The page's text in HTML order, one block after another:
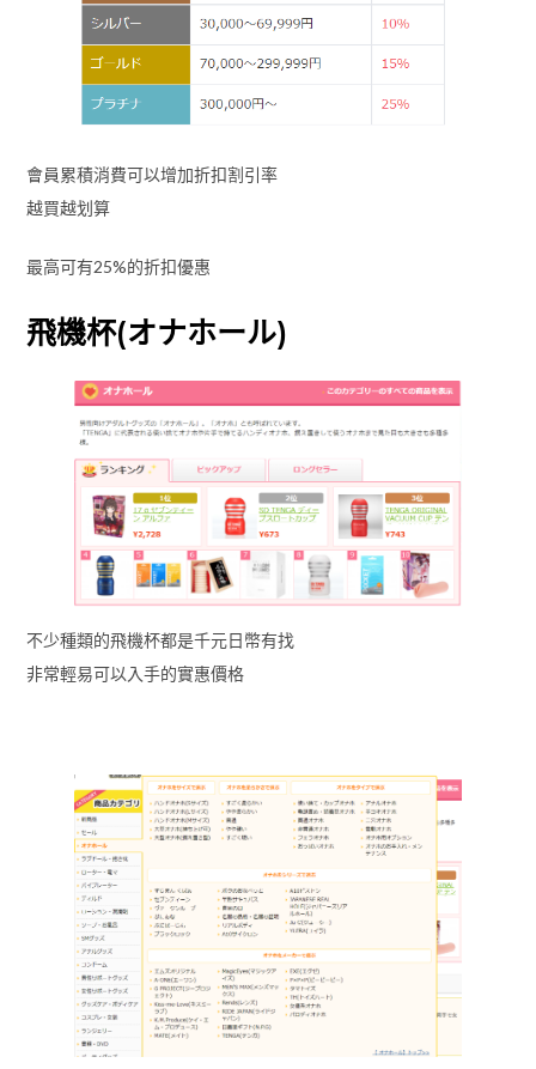
會員累積消費可以增加折扣割引率
越買越划算
最高可有25%的折扣優惠
飛機杯(オナホール)
不少種類的飛機杯都是千元日幣有找
非常輕易可以入手的實惠價格